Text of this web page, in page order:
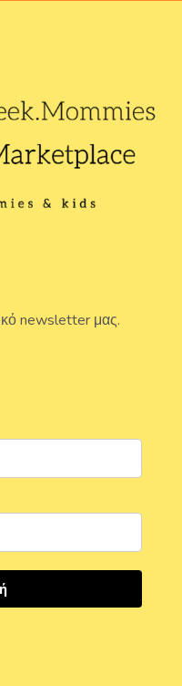
newsletter μας.